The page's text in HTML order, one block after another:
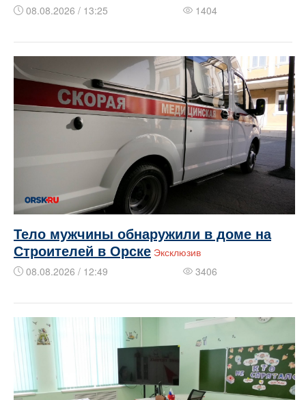
08.08.2026 / 13:25 1404
Тело мужчины обнаружили в доме на
Строителей в Орске Эксклюзив
08.08.2026 / 12:49
3406